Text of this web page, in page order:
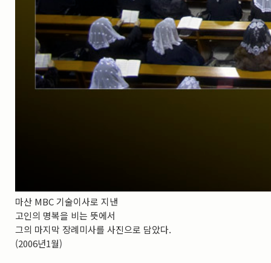
마산 MBC 기술이사로 지낸
고인의 명복을 비는 뜻에서
그의 마지막 장례미사를 사진으로 담았다.
(2006년1월)